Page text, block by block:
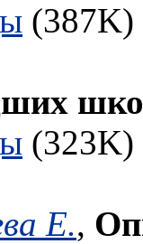
Е.,